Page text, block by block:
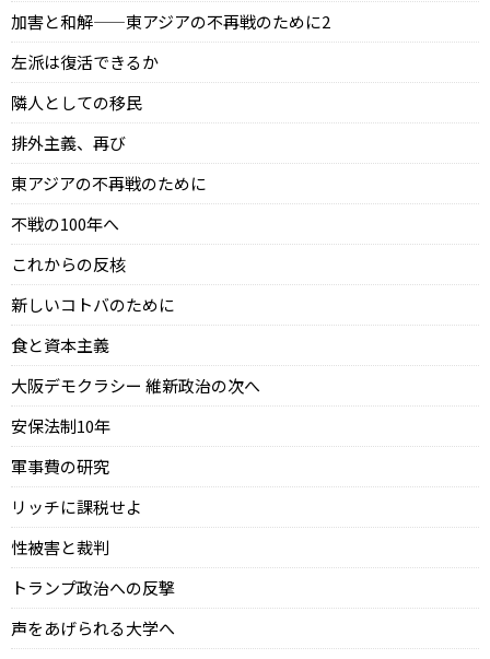
加害と和解——東アジアの不再戦のために2
左派は復活できるか
隣人としての移民
排外主義、再び
東アジアの不再戦のために
不戦の100年へ
これからの反核
新しいコトバのために
食と資本主義
大阪デモクラシー 維新政治の次へ
安保法制10年
軍事費の研究
リッチに課税せよ
性被害と裁判
トランプ政治への反撃
声をあげられる大学へ